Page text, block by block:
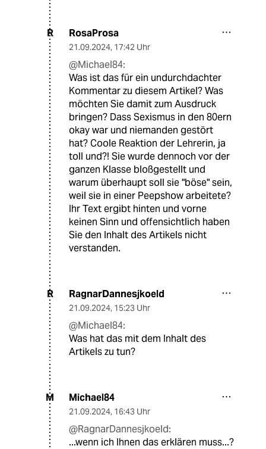
R RosaProsa
21.09.2024, 17:42 Uhr
@Michael84:
Was ist das für ein undurchdachter
Kommentar zu diesem Artikel? Was
möchten Sie damit zum Ausdruck
bringen? Dass Sexismus in den 80ern
okay war und niemanden gestört
hat? Coole Reaktion der Lehrerin, ja
toll und?! Sie wurde dennoch vor der
ganzen Klasse bloßgestellt und
warum überhaupt soll sie "böse" sein,
weil sie in einer Peepshow arbeitete?
Ihr Text ergibt hinten und vorne
keinen Sinn und offensichtlich haben
Sie den Inhalt des Artikels nicht
verstanden.
R RagnarDannesjkoeld
21.09.2024, 15:23 Uhr
@Michael84:
Was hat das mit dem Inhalt des
Artikels zu tun?
M Michael84
21.09.2024, 16:43 Uhr
@RagnarDannesjkoeld:
...wenn ich Ihnen das erklären muss...?